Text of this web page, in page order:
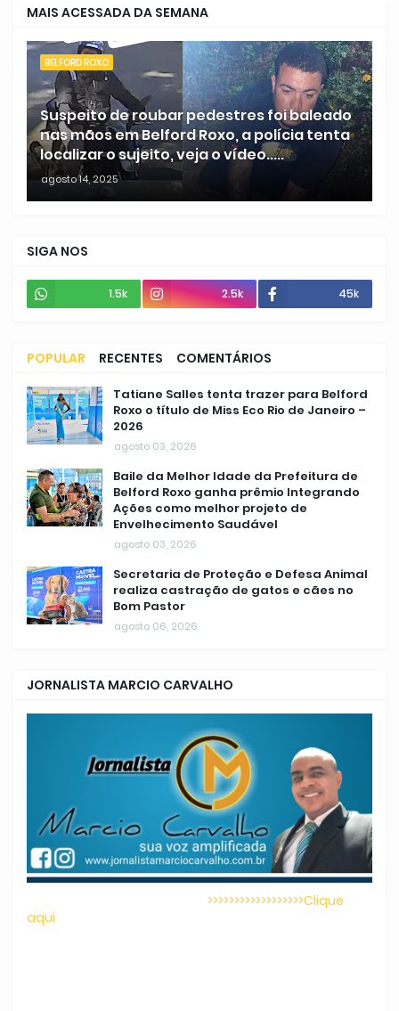
MAIS ACESSADA DA SEMANA
BELFORD ROXO
Suspeito de roubar pedestres foi baleado
nas mãos em Belford Roxo, a polícia tenta
localizar o sujeito, veja o vídeo.....
agosto 14, 2025
SIGA NOS
1.5k 2.5k 45k
POPULAR RECENTES COMENTÁRIOS
Tatiane Salles tenta trazer para Belford
Roxo o título de Miss Eco Rio de Janeiro –
2026
agosto 03, 2026
Baile da Melhor Idade da Prefeitura de
Belford Roxo ganha prêmio Integrando
Ações como melhor projeto de
Envelhecimento Saudável
agosto 03, 2026
Secretaria de Proteção e Defesa Animal
realiza castração de gatos e cães no
Bom Pastor
agosto 06, 2026
JORNALISTA MARCIO CARVALHO
>>>>>>>>>>>>>>>>>>Clique
aqui